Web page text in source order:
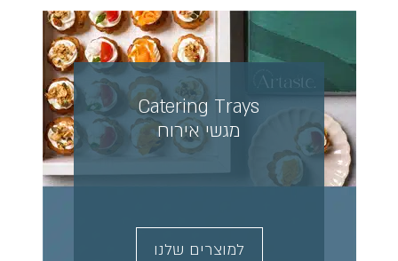
Catering Trays
מגשי אירוח
למוצרים שלנו